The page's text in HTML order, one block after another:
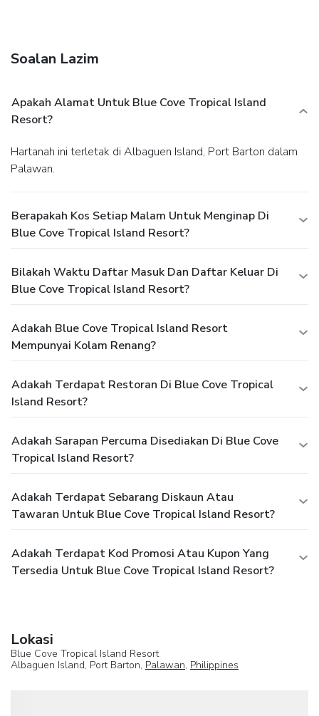
Soalan Lazim
Apakah Alamat Untuk Blue Cove Tropical Island
Resort?
Hartanah ini terletak di Albaguen Island, Port Barton dalam
Palawan.
Berapakah Kos Setiap Malam Untuk Menginap Di
Blue Cove Tropical Island Resort?
Bilakah Waktu Daftar Masuk Dan Daftar Keluar Di
Blue Cove Tropical Island Resort?
Adakah Blue Cove Tropical Island Resort
Mempunyai Kolam Renang?
Adakah Terdapat Restoran Di Blue Cove Tropical
Island Resort?
Adakah Sarapan Percuma Disediakan Di Blue Cove
Tropical Island Resort?
Adakah Terdapat Sebarang Diskaun Atau
Tawaran Untuk Blue Cove Tropical Island Resort?
Adakah Terdapat Kod Promosi Atau Kupon Yang
Tersedia Untuk Blue Cove Tropical Island Resort?
Lokasi
Blue Cove Tropical Island Resort
Albaguen Island, Port Barton, Palawan, Philippines